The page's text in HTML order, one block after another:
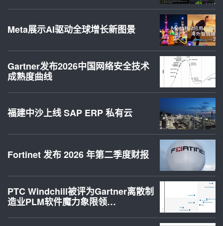
Meta展示AI驱动全球增长新图景
Gartner发布2026中国网络安全技术
成熟度曲线
福建中沙上线 SAP ERP 私有云
Fortinet 发布 2026 年第二季度财报
PTC Windchill被评为Gartner离散制
造业PLM软件魔力象限领…